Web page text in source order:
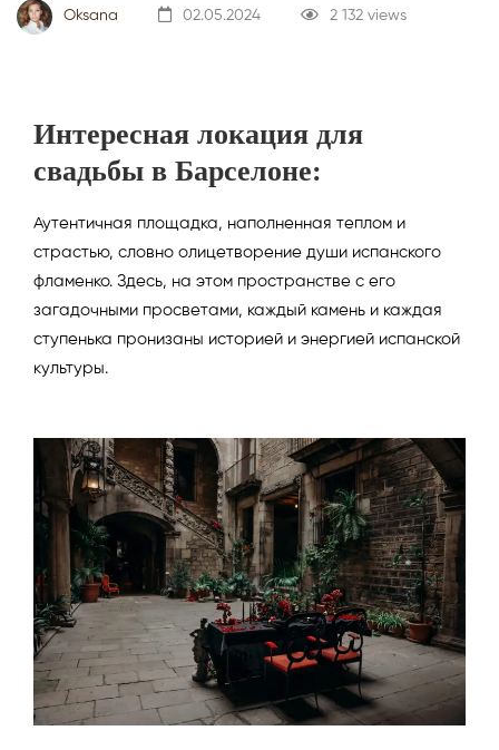
Oksana 02.05.2024 2 132 views
Интересная локация для
свадьбы в Барселоне:
Аутентичная площадка, наполненная теплом и
страстью, словно олицетворение души испанского
фламенко. Здесь, на этом пространстве с его
загадочными просветами, каждый камень и каждая
ступенька пронизаны историей и энергией испанской
культуры.